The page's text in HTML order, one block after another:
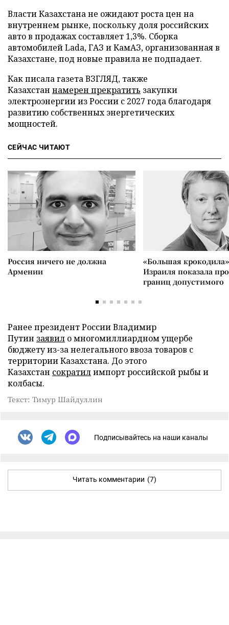
Власти Казахстана не ожидают роста цен на
внутреннем рынке, поскольку доля российских
авто в продажах составляет 1,3%. Сборка
автомобилей Lada, ГАЗ и КамАЗ, организованная в
Казахстане, под новые правила не подпадает.
Как писала газета ВЗГЛЯД, также
Казахстан намерен прекратить закупки
электроэнергии из России с 2027 года благодаря
развитию собственных энергетических
мощностей.
СЕЙЧАС ЧИТАЮТ
Россия ничего не должна
Армении
«Большая
Израиля показала
границ допустимого
Ранее президент России Владимир
Путин заявил о многомиллиардном ущербе
бюджету из-за нелегального ввоза товаров с
территории Казахстана. До этого
Казахстан сократилимпорт российской рыбы и
колбасы.
Текст: Тимур Шайдуллин
Подписывайтесь на наши каналы
Читать комментарии (7)